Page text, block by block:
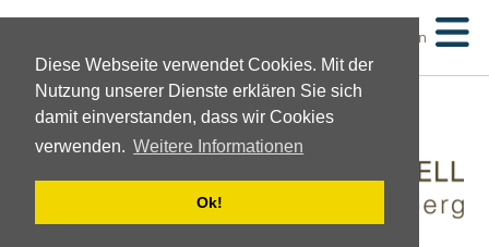
Diese Webseite verwendet Cookies. Mit der
Nutzung unserer Dienste erklären Sie sich
damit einverstanden, dass wir Cookies
verwenden. Weitere Informationen
Ok!
Suchen